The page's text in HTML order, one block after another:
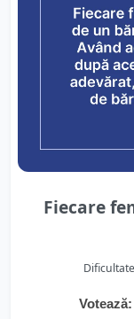
Fiecare
Votează: